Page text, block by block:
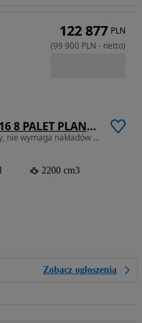
Mercedes-Benz SPRINTER 316 8 PALET PLANDEKA WINDA TEMPOMAT KLIMATYZACJA 160KM
2200 cm3 • 160 KM • stan bardzo dobry, nie wymaga nakładów finansowcyh, dostępny od ręki
2200 cm3
Zobacz ogłoszenia
122 877 PLN
(99 900 PLN - netto)